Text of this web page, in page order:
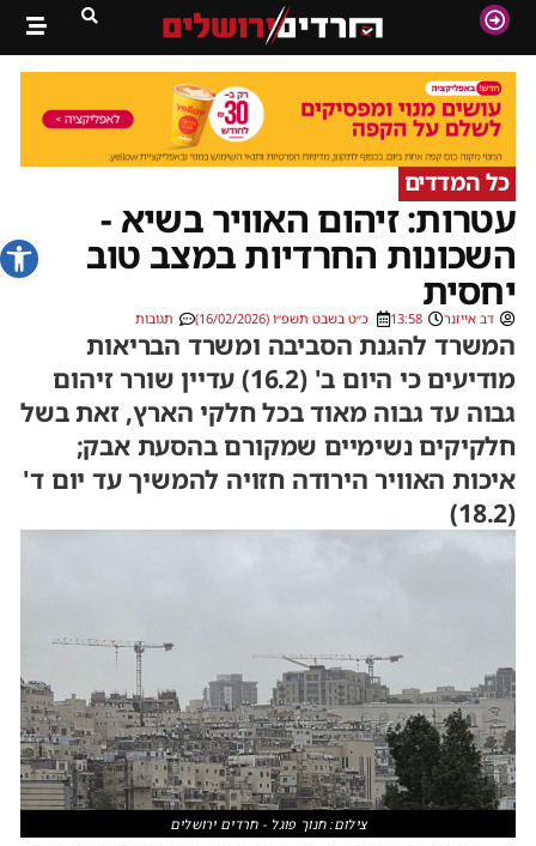
פתח
כל המדדים
עטרות: זיהום האוויר בשיא -
השכונות החרדיות במצב טוב
יחסית
דב אייזנר 13:58 כ״ט בשבט תשפ״ו (16/02/2026) תגובות
המשרד להגנת הסביבה ומשרד הבריאות
מודיעים כי היום ב' (16.2) עדיין שורר זיהום
גבוה עד גבוה מאוד בכל חלקי הארץ, זאת בשל
חלקיקים נשימיים שמקורם בהסעת אבק;
איכות האוויר הירודה חזויה להמשיך עד יום ד'
(18.2)
צילום: חנוך פוגל - חרדים ירושלים